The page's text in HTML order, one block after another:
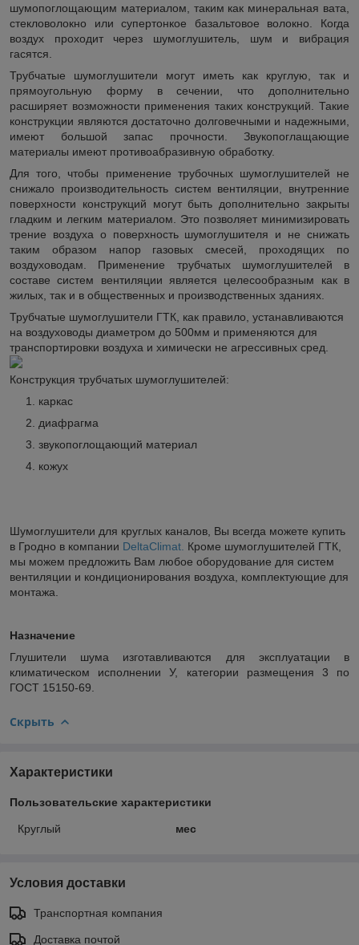
шумопоглощающим материалом, таким как минеральная вата,
стекловолокно или супертонкое базальтовое волокно. Когда
воздух проходит через шумоглушитель, шум и вибрация
гасятся.
Трубчатые шумоглушители могут иметь как круглую, так и
прямоугольную форму в сечении, что дополнительно
расширяет возможности применения таких конструкций. Такие
конструкции являются достаточно долговечными и надежными,
имеют большой запас прочности. Звукопоглащающие
материалы имеют противоабразивную обработку.
Для того, чтобы применение трубочных шумоглушителей не
снижало производительность систем вентиляции, внутренние
поверхности конструкций могут быть дополнительно закрыты
гладким и легким материалом. Это позволяет минимизировать
трение воздуха о поверхность шумоглушителя и не снижать
таким образом напор газовых смесей, проходящих по
воздуховодам. Применение трубчатых шумоглушителей в
составе систем вентиляции является целесообразным как в
жилых, так и в общественных и производственных зданиях.
Трубчатые шумоглушители ГТК, как правило, устанавливаются
на воздуховоды диаметром до 500мм и применяются для
транспортировки воздуха и химически не агрессивных сред.
Конструкция трубчатых шумоглушителей:
каркас
диафрагма
звукопоглощающий материал
кожух
Шумоглушители для круглых каналов, Вы всегда можете купить
в Гродно в компании DeltaClimat. Кроме шумоглушителей ГТК,
мы можем предложить Вам любое оборудование для систем
вентиляции и кондиционирования воздуха, комплектующие для
монтажа.
Назначение
Глушители шума изготавливаются для эксплуатации в
климатическом исполнении У, категории размещения 3 по
ГОСТ 15150-69.
Скрыть
Характеристики
Пользовательские характеристики
Круглый мес
Условия доставки
Транспортная компания
Доставка почтой